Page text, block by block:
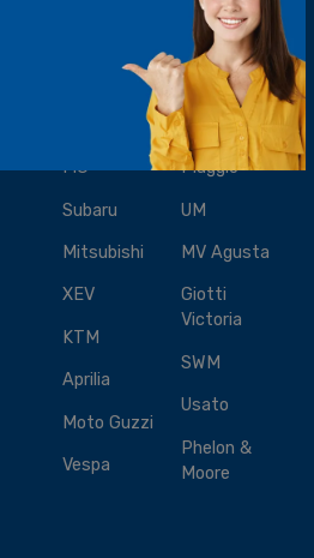
I NOSTRI MARCHI
MG
Subaru
Mitsubishi
XEV
KTM
Aprilia
Moto Guzzi
Vespa
Moto Morini
Piaggio
UM
MV Agusta
Giotti
Victoria
SWM
Usato
Phelon &
Moore